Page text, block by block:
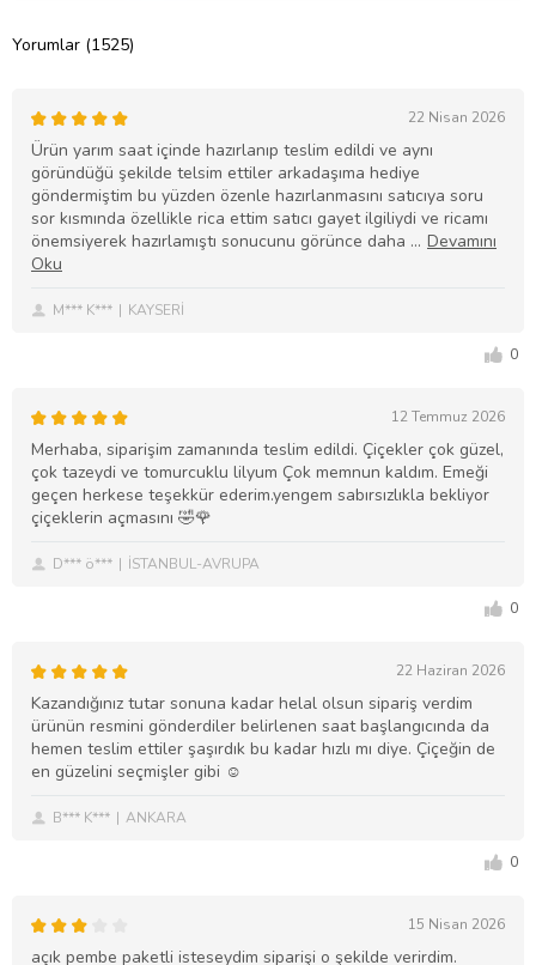
Yorumlar (1525)
22 Nisan 2026
Ürün yarım saat içinde hazırlanıp teslim edildi ve aynı
göründüğü şekilde telsim ettiler arkadaşıma hediye
göndermiştim bu yüzden özenle hazırlanmasını satıcıya soru
sor kısmında özellikle rica ettim satıcı gayet ilgiliydi ve ricamı
önemsiyerek hazırlamıştı sonucunu görünce daha
M*** K*** KAYSERİ
0
12 Temmuz 2026
Merhaba, siparişim zamanında teslim edildi. Çiçekler çok güzel,
çok tazeydi ve tomurcuklu lilyum Çok memnun kaldım. Emeği
geçen herkese teşekkür ederim.yengem sabırsızlıkla bekliyor
çiçeklerin açmasını 🤣🌹
D*** ö*** İSTANBUL-AVRUPA
0
22 Haziran 2026
Kazandığınız tutar sonuna kadar helal olsun sipariş verdim
ürünün resmini gönderdiler belirlenen saat başlangıcında da
hemen teslim ettiler şaşırdık bu kadar hızlı mı diye. Çiçeğin de
en güzelini seçmişler gibi ☺️
B*** K*** ANKARA
0
15 Nisan 2026
açık pembe paketli isteseydim siparişi o şekilde verirdim.